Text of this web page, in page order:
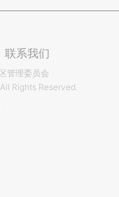
联系我们
管理委员会
Rights Reserved.